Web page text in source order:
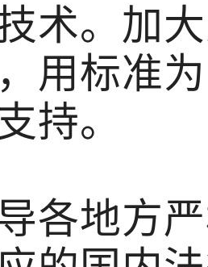
术。加
用标准
持。
地方严